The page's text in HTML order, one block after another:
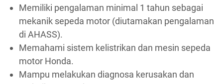
Memiliki pengalaman minimal 1 tahun sebagai
mekanik sepeda motor (diutamakan pengalaman
di AHASS).
Memahami sistem kelistrikan dan mesin sepeda
motor Honda.
Mampu melakukan diagnosa kerusakan dan